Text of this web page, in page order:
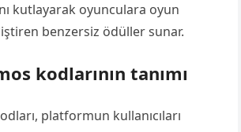
kutlayarak oyunculara oyun
benzersiz ödüller sunar.
kodlarının tanımı
platformun kullanıcıları